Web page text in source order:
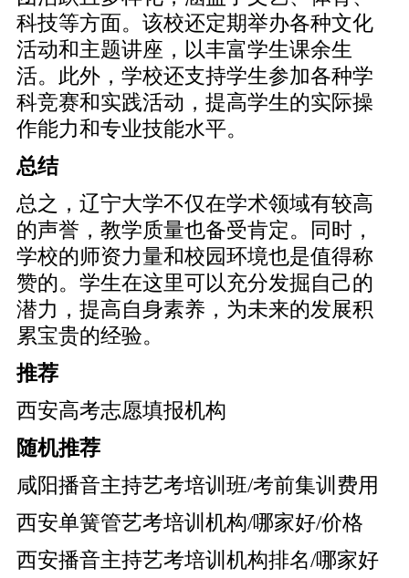
科技等方面。该校还定期举办各种文化
活动和主题讲座，以丰富学生课余生
活。此外，学校还支持学生参加各种学
科竞赛和实践活动，提高学生的实际操
作能力和专业技能水平。
总结
总之，辽宁大学不仅在学术领域有较高
的声誉，教学质量也备受肯定。同时，
学校的师资力量和校园环境也是值得称
赞的。学生在这里可以充分发掘自己的
潜力，提高自身素养，为未来的发展积
累宝贵的经验。
推荐
西安高考志愿填报机构
随机推荐
咸阳播音主持艺考培训班/考前集训费用
西安单簧管艺考培训机构/哪家好/价格
西安播音主持艺考培训机构排名/哪家好